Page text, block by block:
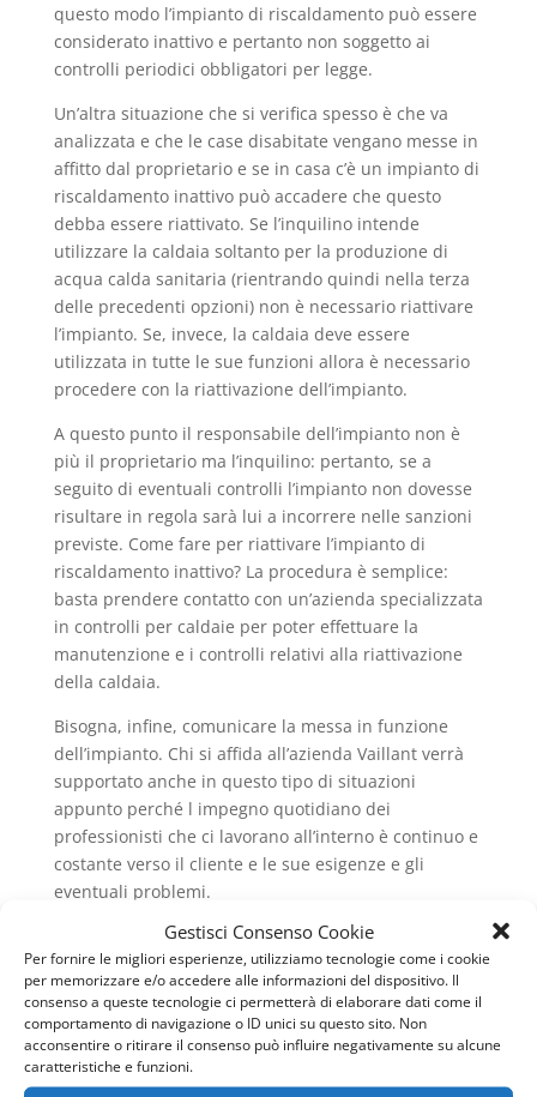
Gestisci Consenso Cookie
Per fornire le migliori esperienze, utilizziamo tecnologie come i cookie
per memorizzare e/o accedere alle informazioni del dispositivo. Il
consenso a queste tecnologie ci permetterà di elaborare dati come il
comportamento di navigazione o ID unici su questo sito. Non
acconsentire o ritirare il consenso può influire negativamente su alcune
caratteristiche e funzioni.
questo modo l’impianto di riscaldamento può essere
considerato inattivo e pertanto non soggetto ai
controlli periodici obbligatori per legge.
Un’altra situazione che si verifica spesso è che va
analizzata e che le case disabitate vengano messe in
affitto dal proprietario e se in casa c’è un impianto di
riscaldamento inattivo può accadere che questo
debba essere riattivato. Se l’inquilino intende
utilizzare la caldaia soltanto per la produzione di
acqua calda sanitaria (rientrando quindi nella terza
delle precedenti opzioni) non è necessario riattivare
l’impianto. Se, invece, la caldaia deve essere
utilizzata in tutte le sue funzioni allora è necessario
procedere con la riattivazione dell’impianto.
A questo punto il responsabile dell’impianto non è
più il proprietario ma l’inquilino: pertanto, se a
seguito di eventuali controlli l’impianto non dovesse
risultare in regola sarà lui a incorrere nelle sanzioni
previste. Come fare per riattivare l’impianto di
riscaldamento inattivo? La procedura è semplice:
basta prendere contatto con un’azienda specializzata
in controlli per caldaie per poter effettuare la
manutenzione e i controlli relativi alla riattivazione
della caldaia.
Bisogna, infine, comunicare la messa in funzione
dell’impianto. Chi si affida all’azienda Vaillant verrà
supportato anche in questo tipo di situazioni
appunto perché l impegno quotidiano dei
professionisti che ci lavorano all’interno è continuo e
costante verso il cliente e le sue esigenze e gli
eventuali problemi.
Pronto Intervento Caldaie Vaillant Ottaviano
sempre disponibile per i suoi clienti!
La storia di Vaillant e le
caldaie a condensazione
Questa grande azienda ha una storia lunga e